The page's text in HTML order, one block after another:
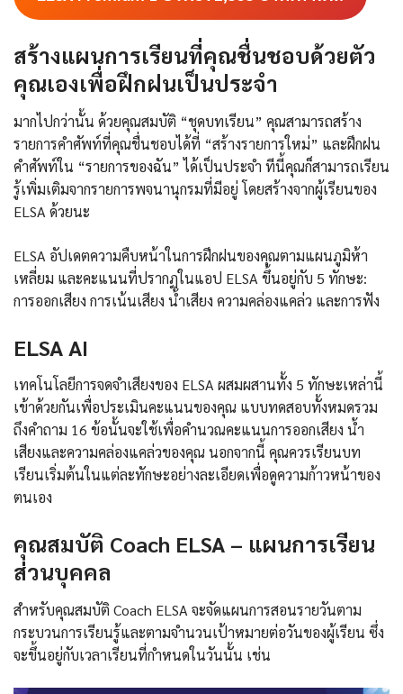
สร้างแผนการเรียนที่คุณชื่นชอบด้วยตัว
คุณเองเพื่อฝึกฝนเป็นประจำ
มากไปกว่านั้น ด้วยคุณสมบัติ “ชุดบทเรียน” คุณสามารถสร้าง
รายการคำศัพท์ที่คุณชื่นชอบได้ที่ “สร้างรายการใหม่” และฝึกฝน
คำศัพท์ใน “รายการของฉัน” ได้เป็นประจำ ทีนี้คุณก็สามารถเรียน
รู้เพิ่มเติมจากรายการพจนานุกรมที่มีอยู่ โดยสร้างจากผู้เรียนของ
ELSA ด้วยนะ
ELSA อัปเดตความคืบหน้าในการฝึกฝนของคุณตามแผนภูมิห้า
เหลี่ยม และคะแนนที่ปรากฏในแอป ELSA ขึ้นอยู่กับ 5 ทักษะ:
การออกเสียง การเน้นเสียง น้ำเสียง ความคล่องแคล่ว และการฟัง
ELSA AI
เทคโนโลยีการจดจำเสียงของ ELSA ผสมผสานทั้ง 5 ทักษะเหล่านี้
เข้าด้วยกันเพื่อประเมินคะแนนของคุณ แบบทดสอบทั้งหมดรวม
ถึงคําถาม 16 ข้อนั้นจะใช้เพื่อคํานวณคะแนนการออกเสียง น้ำ
เสียงและความคล่องแคล่วของคุณ นอกจากนี้ คุณควรเรียนบท
เรียนเริ่มต้นในแต่ละทักษะอย่างละเอียดเพื่อดูความก้าวหน้าของ
ตนเอง
คุณสมบัติ Coach ELSA – แผนการเรียน
ส่วนบุคคล
สำหรับคุณสมบัติ Coach ELSA จะจัดแผนการสอนรายวันตาม
กระบวนการเรียนรู้และตามจำนวนเป้าหมายต่อวันของผู้เรียน ซึ่ง
จะขึ้นอยู่กับเวลาเรียนที่กำหนดในวันนั้น เช่น